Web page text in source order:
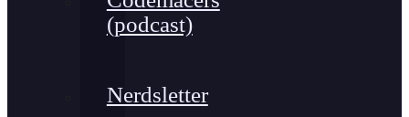
(podcast)
Nerdsletter